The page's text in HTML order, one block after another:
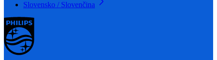
Slovensko / Slovenčina